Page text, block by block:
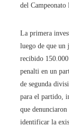
del Campeonato
La primera
luego de que un
recibido
penalti en un
de segunda
para el partido,
que
identificar la